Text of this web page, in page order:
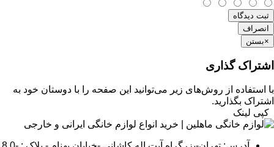
ثبت دیدگاه
انصراف
×بستن
اشتراک گذاری
با استفاده از روش‌های زیر می‌توانید این صفحه را با دوستان خود به
اشتراک بگذارید.
کپی لینک